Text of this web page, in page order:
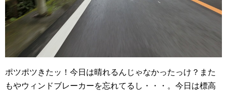
ポツポツきたッ！今日は晴れるんじゃなかったっけ？また
もやウィンドブレーカーを忘れてるし・・・。今日は標高